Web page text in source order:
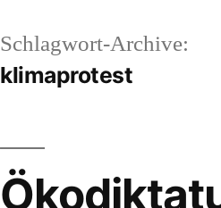
Schlagwort-Archive:
klimaprotest